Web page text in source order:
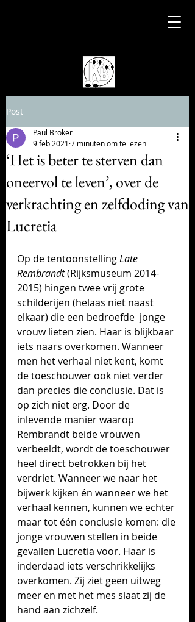
Post
‘Het is beter te sterven dan
oneervol te leven’, over de
verkrachting en zelfdoding van
Lucretia
Paul Bröker
9 feb 2021 7 minuten om te lezen
Op de tentoonstelling Late
Rembrandt (Rijksmuseum 2014-
2015) hingen twee vrij grote
schilderijen (helaas niet naast
elkaar) die een bedroefde  jonge
vrouw lieten zien. Haar is blijkbaar
iets naars overkomen. Wanneer
men het verhaal niet kent, komt
de toeschouwer ook niet verder
dan precies die conclusie. Dat is
op zich niet erg. Door de
inlevende manier waarop
Rembrandt beide vrouwen
verbeeldt, wordt de toeschouwer
heel direct betrokken bij het
verdriet. Wanneer we naar het
bijwerk kijken én wanneer we het
verhaal kennen, kunnen we echter
maar tot één conclusie komen: die
jonge vrouwen stellen in beide
gevallen Lucretia voor. Haar is
inderdaad iets verschrikkelijks
overkomen. Zij ziet geen uitweg
meer en met het mes slaat zij de
hand aan zichzelf.